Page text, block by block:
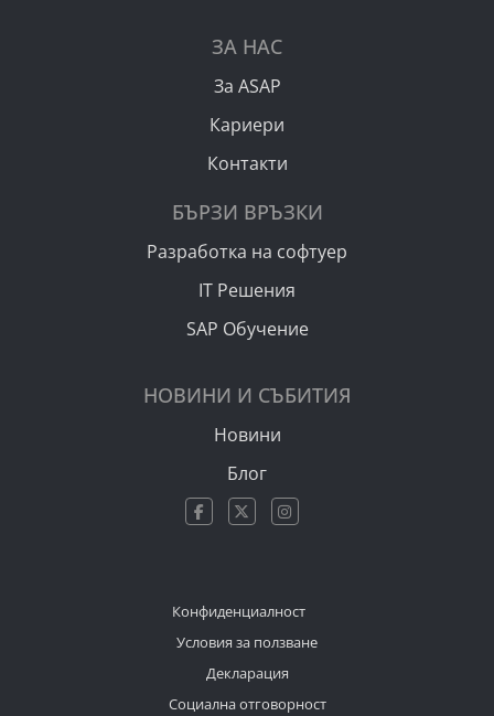
ЗА НАС
За ASAP
Кариери
Контакти
БЪРЗИ ВРЪЗКИ
Разработка на софтуер
IT Решения
SAP Обучение
НОВИНИ И СЪБИТИЯ
Новини
Блог
Конфиденциалност
Условия за ползване
Декларация
Социална отговорност